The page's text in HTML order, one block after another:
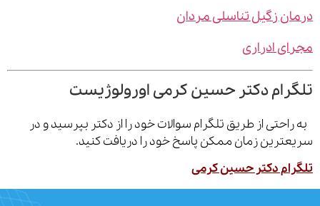
زگیل تناسلی مردان
ادراری
دکتر حسین کرمی اورولوژیست
از طریق تلگرام سوالات خود را از دکتر بپرسید و در
زمان ممکن پاسخ خود را دریافت کنید.
دکتر حسین کرمی